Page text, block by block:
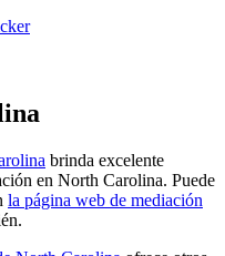
brinda excelente
en North Carolina. Puede
la página web de mediación